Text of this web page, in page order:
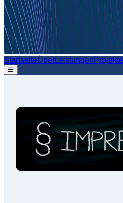
StartseiteÜberLeistungenProjekte
☰